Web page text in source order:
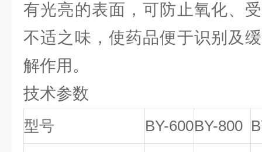
有光亮的表面，可防止氧化、
不适之味，使药品便于识别及
解作用。
技术参数
型号 BY-600BY-800